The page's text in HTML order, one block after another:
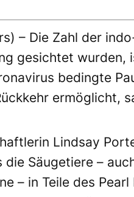
– Die Zahl der
gesichtet wurden,
bedingte
ermöglicht,
Lindsay
Säugetiere –
– in Teile des